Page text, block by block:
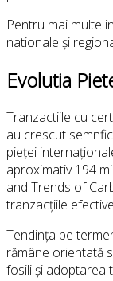
Pentru mai multe
nationale și
Evolutia
Tranzactiile cu
au crescut
pieței
aproximativ 194
and Trends of
tranzacțiile
Tendința pe
rămâne orientată
fosili și adoptarea